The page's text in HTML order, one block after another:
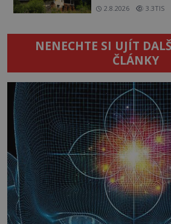
2.8.2026 3.3TIS
NENECHTE SI UJÍT
ČLÁNKY